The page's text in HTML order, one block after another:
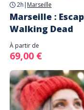
2h | Marseille
Marseille :
Walking Dead
À partir de
69,00 €